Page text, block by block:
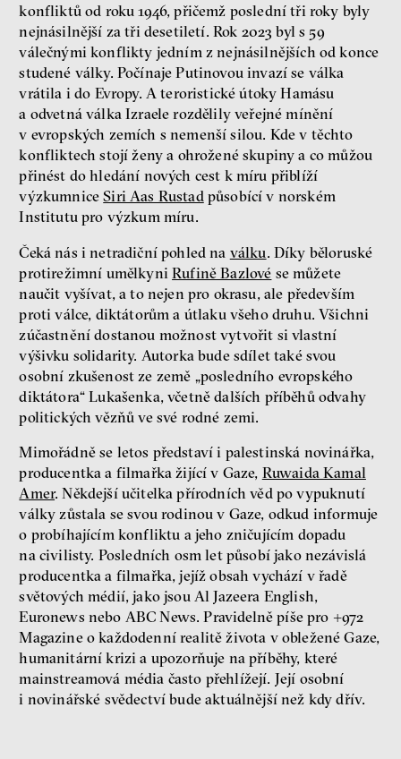
konfliktů od roku 1946, přičemž poslední tři roky byly
nejnásilnější za tři desetiletí. Rok 2023 byl s 59
válečnými konflikty jedním z nejnásilnějších od konce
studené války. Počínaje Putinovou invazí se válka
vrátila i do Evropy. A teroristické útoky Hamásu
a odvetná válka Izraele rozdělily veřejné mínění
v evropských zemích s nemenší silou. Kde v těchto
konfliktech stojí ženy a ohrožené skupiny a co můžou
přinést do hledání nových cest k míru přiblíží
výzkumniceSiri Aas Rustad působící v norském
Institutu pro výzkum míru.
Čeká nás i netradiční pohled na válku. Díky běloruské
protirežimní umělkyniRufině Bazlové se můžete
naučit vyšívat, a to nejen pro okrasu, ale především
proti válce, diktátorům a útlaku všeho druhu. Všichni
zúčastnění dostanou možnost vytvořit si vlastní
výšivku solidarity. Autorka bude sdílet také svou
osobní zkušenost ze země „posledního evropského
diktátora“ Lukašenka, včetně dalších příběhů odvahy
politických vězňů ve své rodné zemi.
Mimořádně se letos představí i palestinská novinářka,
producentka a filmařka žijící v Gaze, Ruwaida Kamal
Amer. Někdejší učitelka přírodních věd po vypuknutí
války zůstala se svou rodinou v Gaze, odkud informuje
o probíhajícím konfliktu a jeho zničujícím dopadu
na civilisty. Posledních osm let působí jako nezávislá
producentka a filmařka, jejíž obsah vychází v řadě
světových médií, jako jsou Al Jazeera English,
Euronews nebo ABC News. Pravidelně píše pro +972
Magazine o každodenní realitě života v obležené Gaze,
humanitární krizi a upozorňuje na příběhy, které
mainstreamová média často přehlížejí. Její osobní
i novinářské svědectví bude aktuálnější než kdy dřív.